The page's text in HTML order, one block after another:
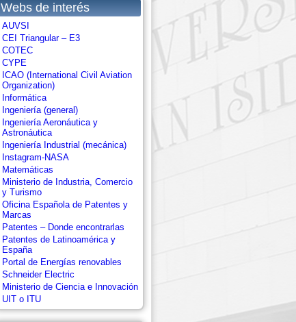
Webs de interés
AUVSI
CEI Triangular – E3
COTEC
CYPE
ICAO (International Civil Aviation
Organization)
Informática
Ingeniería (general)
Ingeniería Aeronáutica y
Astronáutica
Ingeniería Industrial (mecánica)
Instagram-NASA
Matemáticas
Ministerio de Industria, Comercio
y Turismo
Oficina Española de Patentes y
Marcas
Patentes – Donde encontrarlas
Patentes de Latinoamérica y
España
Portal de Energías renovables
Schneider Electric
Ministerio de Ciencia e Innovación
UIT o ITU